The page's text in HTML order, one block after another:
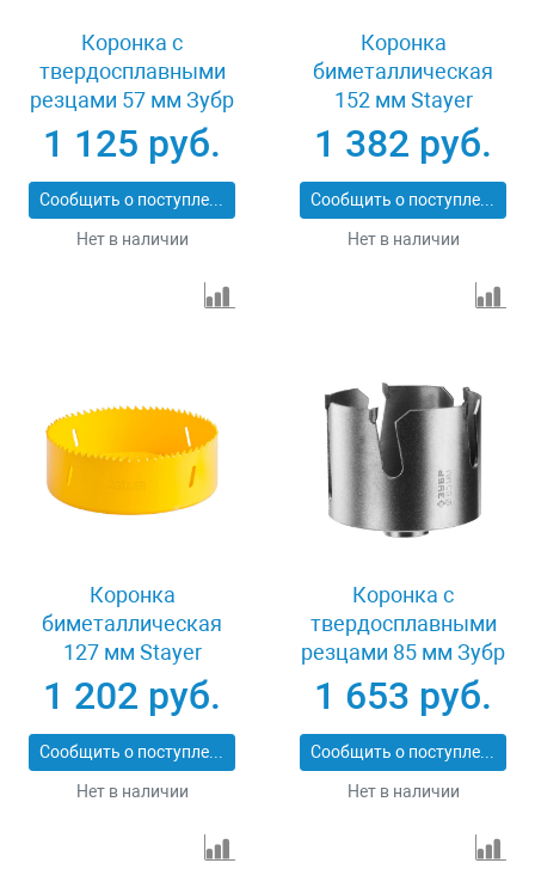
Коронка с
твердосплавными
резцами 57 мм Зубр
ПРОФИ 29514-57
1 125 руб.
Сообщить о поступлении
Нет в наличии
Коронка
биметаллическая
152 мм Stayer
PROFESSIONAL
29547-152
1 382 руб.
Сообщить о поступлении
Нет в наличии
Коронка
биметаллическая
127 мм Stayer
PROFESSIONAL
29547-127
1 202 руб.
Сообщить о поступлении
Нет в наличии
Коронка с
твердосплавными
резцами 85 мм Зубр
ПРОФИ 29514-85
1 653 руб.
Сообщить о поступлении
Нет в наличии